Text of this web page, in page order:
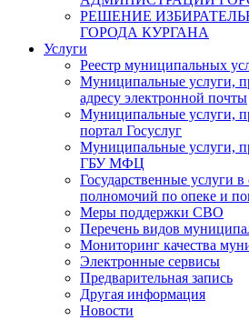
РЕШЕНИЕ
ГОРОДА КУРГАНА
Услуги
Реестр муниципальных
Муниципальные услуги,
адресу электронной почты
Муниципальные услуги,
портал Госуслуг
Муниципальные услуги,
ГБУ МФЦ
Государственные услуги
полномочий по опеке и
Меры поддержки СВО
Перечень видов
Мониторинг качества
Электронные сервисы
Предварительная запись
Другая информация
Новости